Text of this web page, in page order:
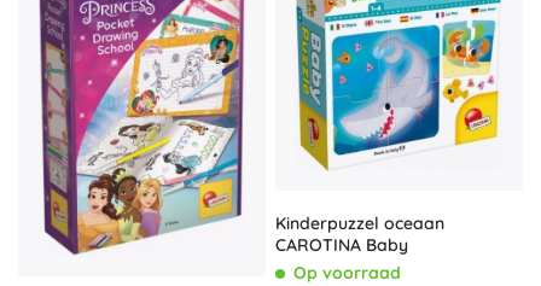
Kinderpuzzel oceaan
CAROTINA Baby
Op voorraad